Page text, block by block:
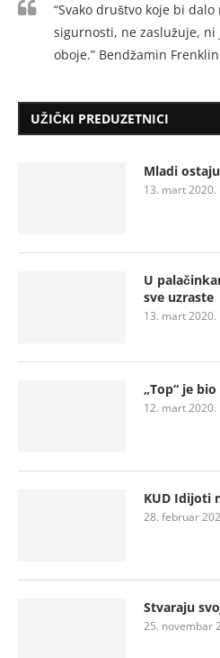
“Svako društvo koje bi
sigurnosti, ne zaslužuje,
oboje.” Bendžamin Frenklin
UŽIČKI PREDUZETNICI
Mladi
13. mart 2020.
U
sve uzraste
13. mart 2020.
„Top“ je
12. mart 2020.
KUD Idijoti
28. februar
Stvaraju
25. novembar